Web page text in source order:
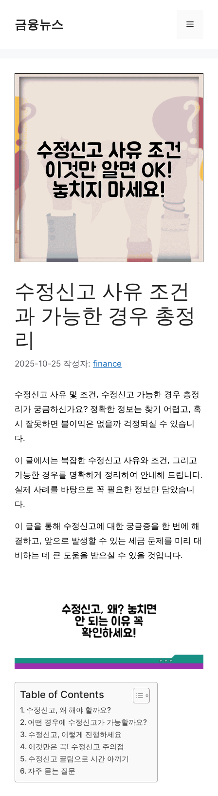
금융뉴스 메
수정신고 사유 조건
과 가능한 경우 총정
리
2025-10-25 작성자: finance
수정신고 사유 및 조건, 수정신고 가능한 경우 총정
리가 궁금하신가요? 정확한 정보는 찾기 어렵고, 혹
시 잘못하면 불이익은 없을까 걱정되실 수 있습니
다.
이 글에서는 복잡한 수정신고 사유와 조건, 그리고
가능한 경우를 명확하게 정리하여 안내해 드립니다.
실제 사례를 바탕으로 꼭 필요한 정보만 담았습니
다.
이 글을 통해 수정신고에 대한 궁금증을 한 번에 해
결하고, 앞으로 발생할 수 있는 세금 문제를 미리 대
비하는 데 큰 도움을 받으실 수 있을 것입니다.
Table of Contents
수정신고, 왜 해야 할까요?
어떤 경우에 수정신고가 가능할까요?
수정신고, 이렇게 진행하세요
이것만은 꼭! 수정신고 주의점
수정신고 꿀팁으로 시간 아끼기
자주 묻는 질문